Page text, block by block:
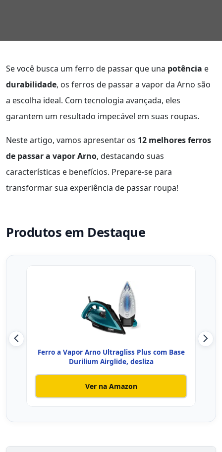
Se você busca um ferro de passar que una potência e
durabilidade, os ferros de passar a vapor da Arno são
a escolha ideal. Com tecnologia avançada, eles
garantem um resultado impecável em suas roupas.
Neste artigo, vamos apresentar os 12 melhores ferros
de passar a vapor Arno, destacando suas
características e benefícios. Prepare-se para
transformar sua experiência de passar roupa!
Produtos em Destaque
Ferro a Vapor Arno Ultragliss Plus com Base
Durilium Airglide, desliza
Ver na Amazon